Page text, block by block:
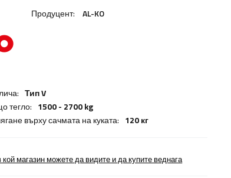
Продуцент: AL-KO
Тип V
тегло: 1500 - 2700 kg
върху сачмата на куката: 120 кг
кой магазин можете да видите и да купите веднага